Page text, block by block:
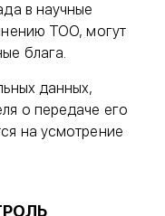
в научные
ТОО, могут
блага.
данных,
о передаче его
на усмотрение